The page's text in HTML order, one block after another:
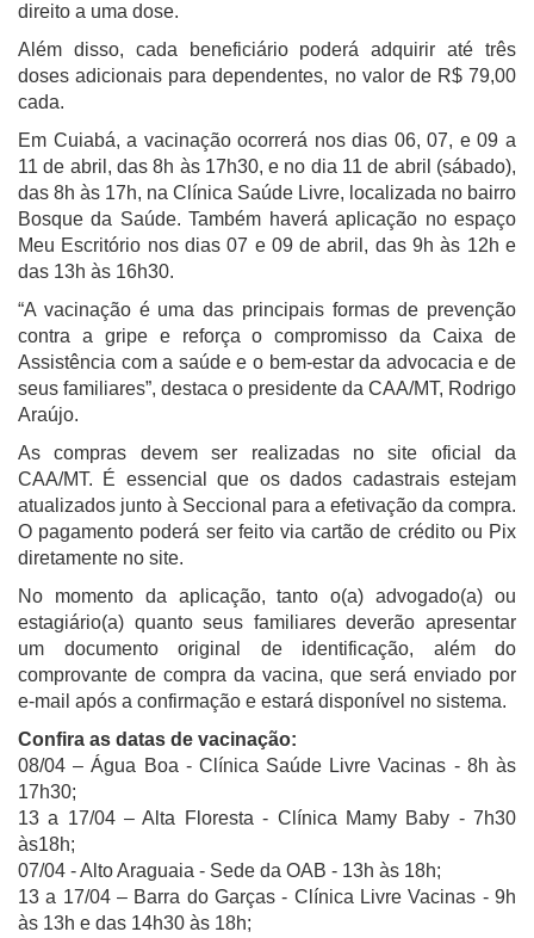
direito a uma dose.
Além disso, cada beneficiário poderá adquirir até três
doses adicionais para dependentes, no valor de R$ 79,00
cada.
Em Cuiabá, a vacinação ocorrerá nos dias 06, 07, e 09 a
11 de abril, das 8h às 17h30, e no dia 11 de abril (sábado),
das 8h às 17h, na Clínica Saúde Livre, localizada no bairro
Bosque da Saúde. Também haverá aplicação no espaço
Meu Escritório nos dias 07 e 09 de abril, das 9h às 12h e
das 13h às 16h30.
“A vacinação é uma das principais formas de prevenção
contra a gripe e reforça o compromisso da Caixa de
Assistência com a saúde e o bem-estar da advocacia e de
seus familiares”, destaca o presidente da CAA/MT, Rodrigo
Araújo.
As compras devem ser realizadas no site oficial da
CAA/MT. É essencial que os dados cadastrais estejam
atualizados junto à Seccional para a efetivação da compra.
O pagamento poderá ser feito via cartão de crédito ou Pix
diretamente no site.
No momento da aplicação, tanto o(a) advogado(a) ou
estagiário(a) quanto seus familiares deverão apresentar
um documento original de identificação, além do
comprovante de compra da vacina, que será enviado por
e-mail após a confirmação e estará disponível no sistema.
Confira as datas de vacinação:
08/04 – Água Boa - Clínica Saúde Livre Vacinas - 8h às
17h30;
13 a 17/04 – Alta Floresta - Clínica Mamy Baby - 7h30
às18h;
07/04 - Alto Araguaia - Sede da OAB - 13h às 18h;
13 a 17/04 – Barra do Garças - Clínica Livre Vacinas - 9h
às 13h e das 14h30 às 18h;